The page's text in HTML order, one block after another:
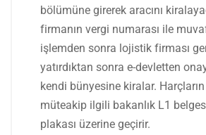
bölümüne girerek aracını
firmanın vergi numarası ile
işlemden sonra lojistik firması
yatırdıktan sonra e-devletten
kendi bünyesine kiralar.
müteakip ilgili bakanlık L1
plakası üzerine geçirir.